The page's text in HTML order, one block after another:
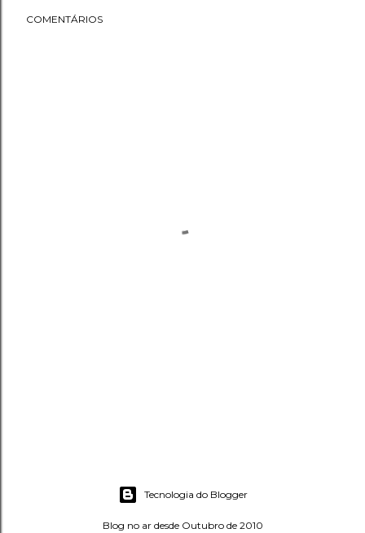
COMENTÁRIOS
Tecnologia do Blogger
Blog no ar desde Outubro de 2010